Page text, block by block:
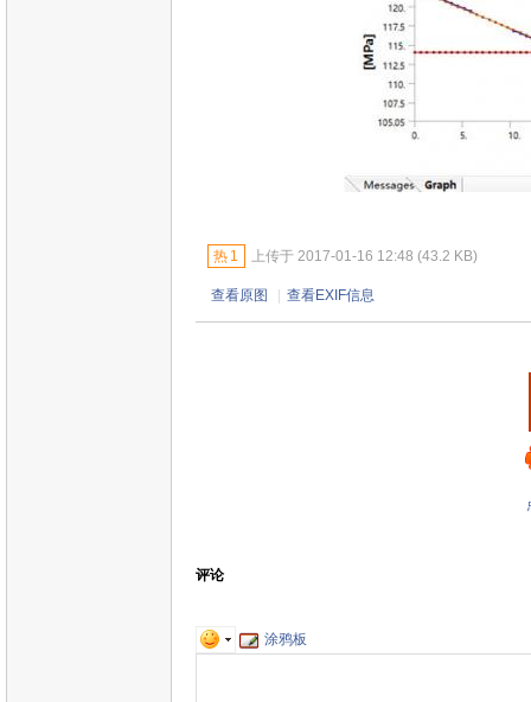
热 1 上传于 2017-01-16 12:48 (43.2 KB)
查看原图 查看EXIF信息
评论
涂鸦板